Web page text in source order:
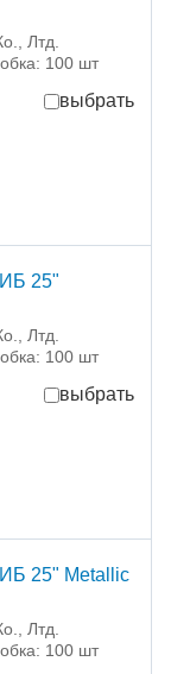
Лтд.
100 шт
выбрать
25"
Лтд.
100 шт
выбрать
25" Metallic
Лтд.
100 шт